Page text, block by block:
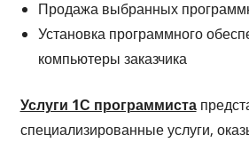
Продажа выбранных
Установка программного
компьютеры заказчика
Услуги 1С программиста
специализированные услуги,